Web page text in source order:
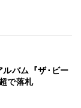
ルバム『ザ･ビー
で落札